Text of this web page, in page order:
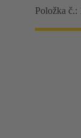
Položka č.: